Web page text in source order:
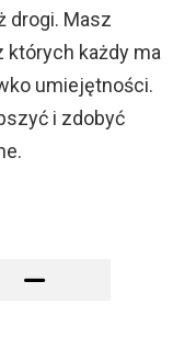
drogi. Masz
których każdy ma
umiejętności.
i zdobyć